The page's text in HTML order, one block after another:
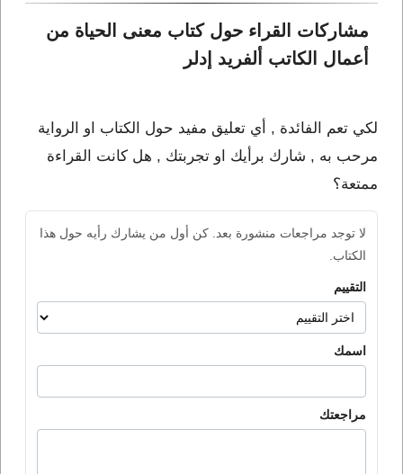
مشاركات القراء حول كتاب معنى الحياة من
أعمال الكاتب ألفريد إدلر
لكي تعم الفائدة , أي تعليق مفيد حول الكتاب او الرواية
مرحب به , شارك برأيك او تجربتك , هل كانت القراءة
ممتعة؟
لا توجد مراجعات منشورة بعد. كن أول من يشارك رأيه حول هذا
الكتاب.
التقييم
اسمك
مراجعتك